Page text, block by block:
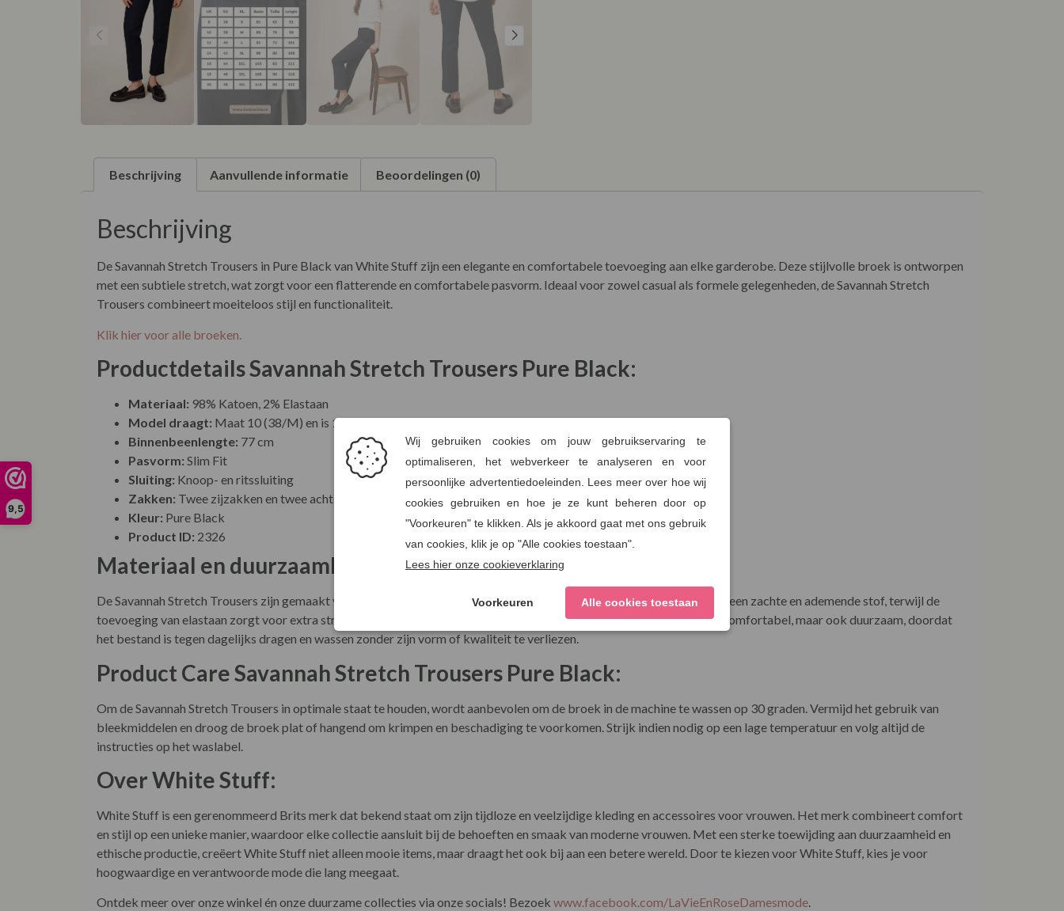
9,5
Beschrijving Aanvullende informatie Beoordelingen (0)
Beschrijving
De Savannah Stretch Trousers in Pure Black van White Stuff zijn een elegante en comfortabele toevoeging aan elke garderobe. Deze stijlvolle broek is ontworpen
met een subtiele stretch, wat zorgt voor een flatterende en comfortabele pasvorm. Ideaal voor zowel casual als formele gelegenheden, de Savannah Stretch
Trousers combineert moeiteloos stijl en functionaliteit.
Klik hier voor alle broeken.
Productdetails Savannah Stretch Trousers Pure Black:
Materiaal: 98% Katoen, 2% Elastaan
Model draagt: Maat 10 (38/M) en is 178cm
Binnenbeenlengte: 77 cm
Pasvorm: Slim Fit
Sluiting: Knoop- en ritssluiting
Zakken: Twee zijzakken en twee achterzakken
Kleur: Pure Black
Product ID: 2326
Materiaal en duurzaamheid:
De Savannah Stretch Trousers zijn gemaakt van een hoogwaardige mix van katoen en elastaan. Het katoen zorgt voor een zachte en ademende stof, terwijl de
toevoeging van elastaan zorgt voor extra stretch en bewegingsvrijheid. Deze combinatie maakt de broek niet alleen comfortabel, maar ook duurzaam, doordat
het bestand is tegen dagelijks dragen en wassen zonder zijn vorm of kwaliteit te verliezen.
Product Care Savannah Stretch Trousers Pure Black:
Om de Savannah Stretch Trousers in optimale staat te houden, wordt aanbevolen om de broek in de machine te wassen op 30 graden. Vermijd het gebruik van
bleekmiddelen en droog de broek plat of hangend om krimpen en beschadiging te voorkomen. Strijk indien nodig op een lage temperatuur en volg altijd de
instructies op het waslabel.
Over White Stuff:
White Stuff is een gerenommeerd Brits merk dat bekend staat om zijn tijdloze en veelzijdige kleding en accessoires voor vrouwen. Het merk combineert comfort
en stijl op een unieke manier, waardoor elke collectie aansluit bij de behoeften en smaak van moderne vrouwen. Met een sterke toewijding aan duurzaamheid en
ethische productie, creëert White Stuff niet alleen mooie items, maar draagt het ook bij aan een betere wereld. Door te kiezen voor White Stuff, kies je voor
hoogwaardige en verantwoorde mode die lang meegaat.
Ontdek meer over onze winkel én onze duurzame collecties via onze socials! Bezoek www.facebook.com/LaVieEnRoseDamesmode.